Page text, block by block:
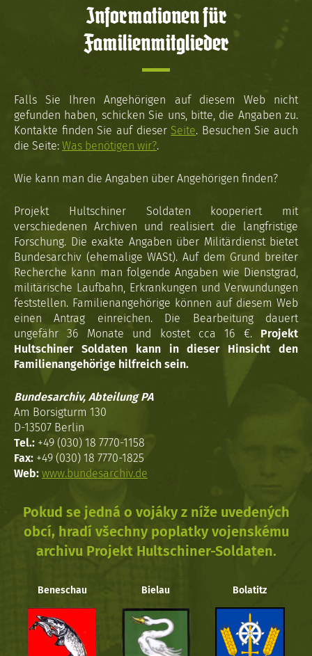
Informationen für
Familienmitglieder
Falls Sie Ihren Angehörigen auf diesem Web nicht
gefunden haben, schicken Sie uns, bitte, die Angaben zu.
Kontakte finden Sie auf dieser Seite. Besuchen Sie auch
die Seite: Was benötigen wir?.
Wie kann man die Angaben über Angehörigen finden?
Projekt Hultschiner Soldaten kooperiert mit
verschiedenen Archiven und realisiert die langfristige
Forschung. Die exakte Angaben über Militärdienst bietet
Bundesarchiv (ehemalige WASt). Auf dem Grund breiter
Recherche kann man folgende Angaben wie Dienstgrad,
militärische Laufbahn, Erkrankungen und Verwundungen
feststellen. Familienangehörige können auf diesem Web
einen Antrag einreichen. Die Bearbeitung dauert
ungefähr 36 Monate und kostet cca 16 €. Projekt
Hultschiner Soldaten kann in dieser Hinsicht den
Familienangehörige hilfreich sein.
Bundesarchiv, Abteilung PA
Am Borsigturm 130
D-13507 Berlin
Tel.: +49 (030) 18 7770-1158
Fax: +49 (030) 18 7770-1825
Web: www.bundesarchiv.de
Pokud se jedná o vojáky z níže uvedených
obcí, hradí všechny poplatky vojenskému
archivu Projekt Hultschiner-Soldaten.
Beneschau Bielau Bolatitz